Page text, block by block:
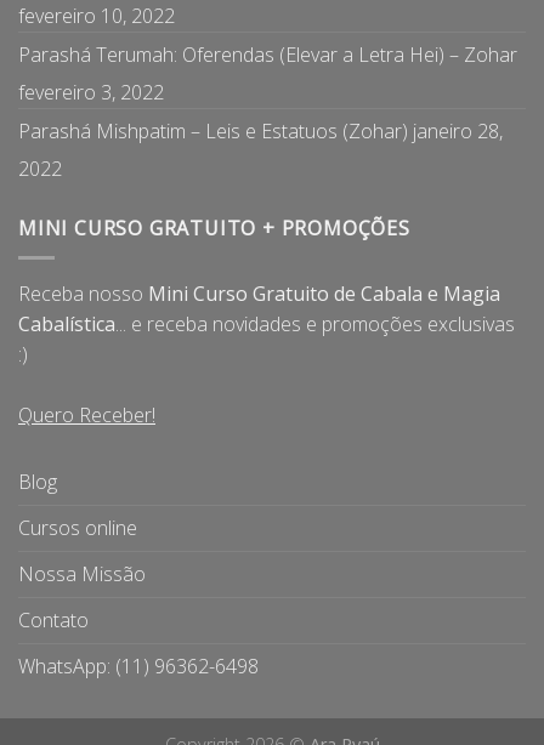
fevereiro 10, 2022
Parashá Terumah: Oferendas (Elevar a Letra Hei) – Zohar
fevereiro 3, 2022
Parashá Mishpatim – Leis e Estatuos (Zohar) janeiro 28,
2022
MINI CURSO GRATUITO + PROMOÇÕES
Receba nosso Mini Curso Gratuito de Cabala e Magia
Cabalística... e receba novidades e promoções exclusivas
:)
Quero Receber!
Blog
Cursos online
Nossa Missão
Contato
WhatsApp: (11) 96362-6498